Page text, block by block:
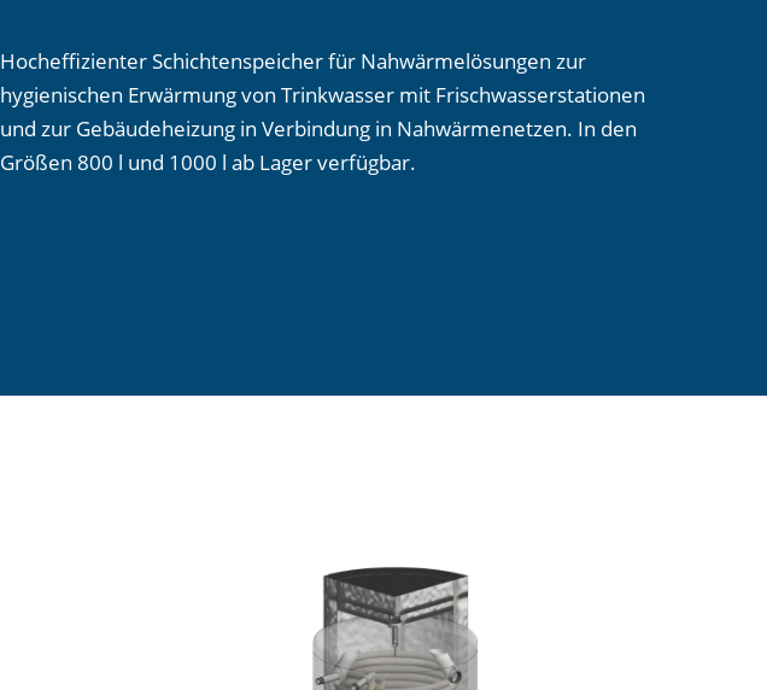
Hocheffizienter Schichtenspeicher für Nahwärmelösungen zur
hygienischen Erwärmung von Trinkwasser mit Frischwasserstationen
und zur Gebäudeheizung in Verbindung in Nahwärmenetzen. In den
Größen 800 l und 1000 l ab Lager verfügbar.